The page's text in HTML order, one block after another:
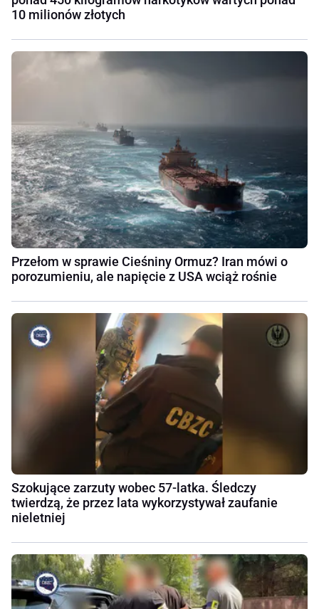
10 milionów złotych
Przełom w sprawie Cieśniny Ormuz? Iran mówi o
porozumieniu, ale napięcie z USA wciąż rośnie
Szokujące zarzuty wobec 57-latka. Śledczy
twierdzą, że przez lata wykorzystywał zaufanie
nieletniej